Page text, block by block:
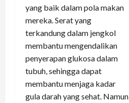
yang baik dalam pola makan
mereka. Serat yang
terkandung dalam jengkol
membantu mengendalikan
penyerapan glukosa dalam
tubuh, sehingga dapat
membantu menjaga kadar
gula darah yang sehat. Namun,